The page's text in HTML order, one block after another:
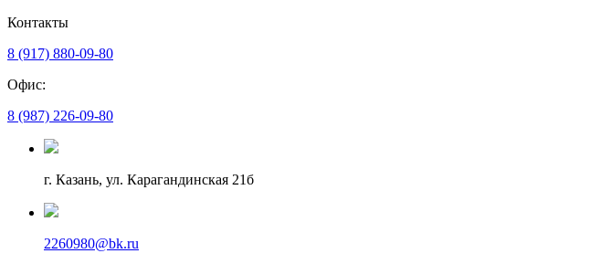
Контакты
8 (917) 880-09-80
Офис:
8 (987) 226-09-80
г. Казань, ул. Карагандинская 21б
2260980@bk.ru